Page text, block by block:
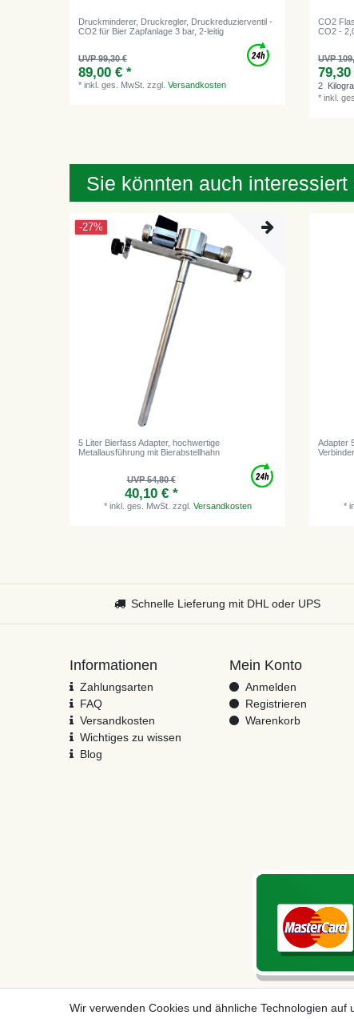
Druckminderer, Druckregler, Druckreduzierventil -
CO2 für Bier Zapfanlage 3 bar, 2-leitig
UVP 99,30 €
89,00 € *
*inkl. ges. MwSt. zzgl.Versandkosten
CO2
CO2 -
UVP
2
*inkl.
Sie könnten auch interessiert
-27%
5 Liter Bierfass Adapter, hochwertige
Metallausführung mit Bierabstellhahn
UVP 54,80 €
40,10 € *
* inkl. ges. MwSt. zzgl. Versandkosten
Adapter
Verbinder
*
Schnelle Lieferung mit DHL oder UPS
Informationen
Zahlungsarten
FAQ
Versandkosten
Wichtiges zu wissen
Blog
Mein Konto
Anmelden
Registrieren
Warenkorb
Wir verwenden Cookies und ähnliche Technologien